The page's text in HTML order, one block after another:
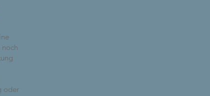
oder